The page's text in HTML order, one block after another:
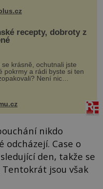
by při ...
recepty, dobroty z
se krásně, ochutnali jste
pokrmy a rádi byste si ten
Není nic
Pljeskavica (10 porcí)
ji ochutnali na dovolené v
nikdo
odcházejí. Case o
den, takže se
jsou však